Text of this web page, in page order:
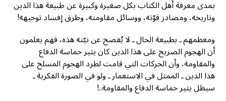
بمدى معرفة أهل الكتاب بكل صغيرة وكبيرة عن طبيعة هذا الدين
وتاريخه، ومصادر قوّته، ووسائل مقاومته، وطرق إفساد توجيهه!
ومعظمهم ـ بطبيعة الحال ـ لا يُفصح عن نيّته هذه، فهم يعلمون
أن الهجوم الصريح على هذا الدين كان يثير حماسة الدفاع
والمقاومة، وأن الحركات التي قامت لطرد الهجوم المسلح على
هذا الدين ـ الممثل في الاستعمار ـ ولو في الصورة الفكرية ـ
سيظل يثير حماسة الدفاع والمقاومة..!